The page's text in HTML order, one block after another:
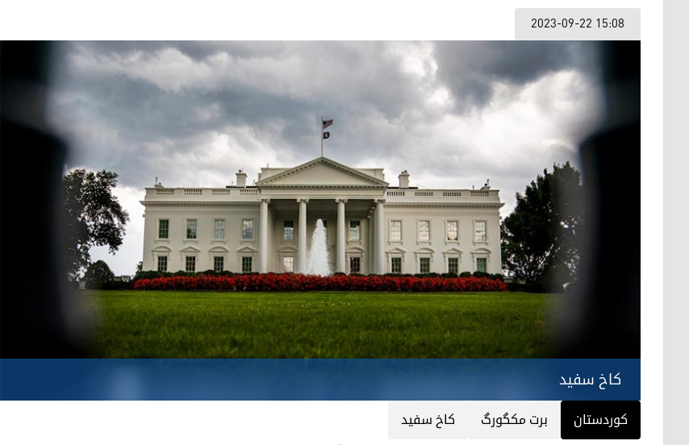
2023-09-22 15:08
کاخ سفید
کوردستان برت مکگورگ کاخ سفید